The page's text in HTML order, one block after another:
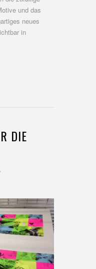
und das
neues
in
DIE